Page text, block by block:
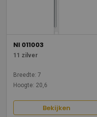
NI 011003
11 zilver
Breedte: 7
Hoogte: 20,6
Bekijken